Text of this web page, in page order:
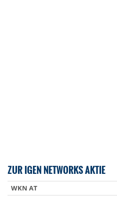
ZUR IGEN NETWORKS AKTIE
WKN AT